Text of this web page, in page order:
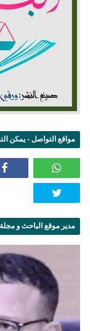
مواقع التواصل - يمكن
مدير موقع الباحث و